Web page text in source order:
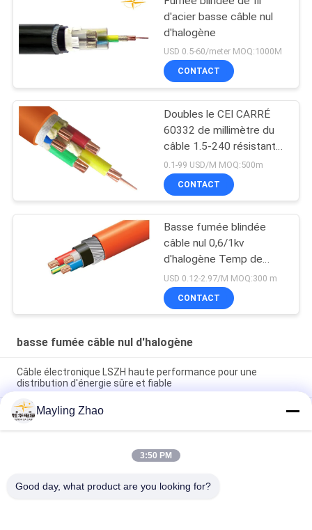
d'acier basse câble nul
d'halogène
USD 0.5-60/meter MOQ:1000M
CONTACT
Doubles le CEI CARRÉ
60332 de millimètre du
câble 1.5-240 résistants
au feu du noyau 0,6/1KV
LSOH
0.1-99 USD/M MOQ:500m
CONTACT
Basse fumée blindée
câble nul 0,6/1kv
d'halogène Temp de
opération de 90 degrés
USD 0.12-2.97/M MOQ:300 m
CONTACT
basse fumée câble nul d'halogène
Câble électronique LSZH haute performance pour une
distribution d'énergie sûre et fiable
Câble d'alimentation Shenghua, armé d'acier, faible émission
de fumée, sans halogène, de 1,5 mm² à 800 mm²,
respectueux de l'environnement
câble électrique ménager LSZH câble électrique isolé en PVC,
Mayling Zhao
3:50 PM
Good day, what product are you looking for?